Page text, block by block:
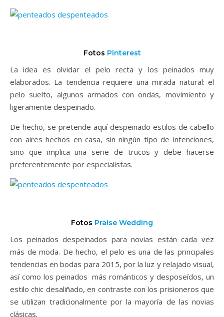
Fotos Pinterest
La idea es olvidar el pelo recta y los peinados muy
elaborados. La tendencia requiere una mirada natural: el
pelo suelto, algunos armados con ondas, movimiento y
ligeramente despeinado.
De hecho, se pretende aquí despeinado estilos de cabello
con aires hechos en casa, sin ningún tipo de intenciones,
sino que implica una serie de trucos y debe hacerse
preferentemente por especialistas.
Fotos Praise Wedding
Los peinados despeinados para novias están cada vez
más de moda. De hecho, el pelo es una de las principales
tendencias en bodas para 2015, por la luz y relajado visual,
así como los peinados más románticos y desposeídos, un
estilo chic desaliñado, en contraste con los prisioneros que
se utilizan tradicionalmente por la mayoría de las novias
clásicas.